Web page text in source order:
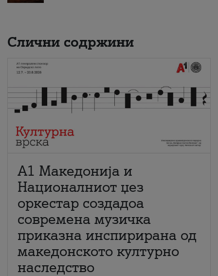
Слични содржини
А1 Македонија и
Националниот џез
оркестар создадоа
современа музичка
приказна инспирирана од
македонското културно
наследство